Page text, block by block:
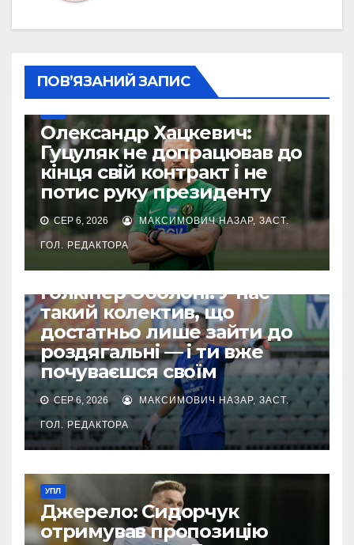
ПОВ’ЯЗАНИЙ ЗАПИС
Олександр Хацкевич:
Гуцуляк не допрацював до
кінця свій контракт і не
потис руку президенту
СЕР 6, 2026 МАКСИМОВИЧ НАЗАР, ЗАСТ.
ГОЛ. РЕДАКТОРА
УПЛ
Голкіпер Оболоні: У нас
такий колектив, що
достатньо лише зайти до
роздягальні — і ти вже
почуваєшся своїм
СЕР 6, 2026 МАКСИМОВИЧ НАЗАР, ЗАСТ.
ГОЛ. РЕДАКТОРА
УПЛ
Джерело: Сидорчук
отримував пропозицію